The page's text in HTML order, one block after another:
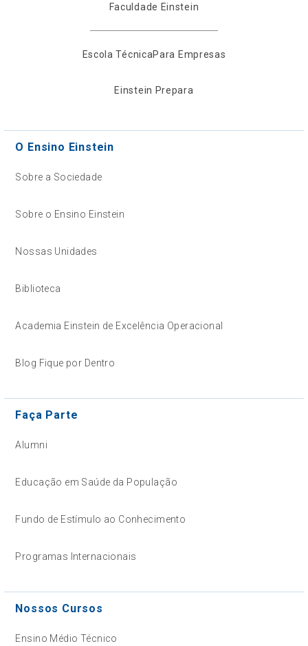
Faculdade Einstein
Escola TécnicaPara Empresas
Einstein Prepara
O Ensino Einstein
Sobre a Sociedade
Sobre o Ensino Einstein
Nossas Unidades
Biblioteca
Academia Einstein de Excelência Operacional
Blog Fique por Dentro
Faça Parte
Alumni
Educação em Saúde da População
Fundo de Estímulo ao Conhecimento
Programas Internacionais
Nossos Cursos
Ensino Médio Técnico